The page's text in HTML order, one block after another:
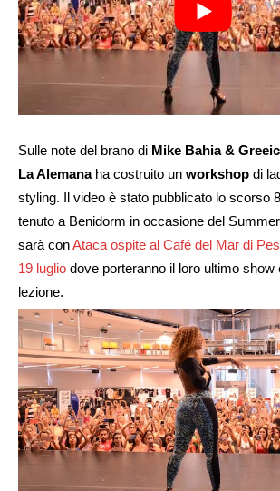
Sulle note del brano di Mike Bahia &
La Alemanaha costruito un workshop di
styling. Il video è stato pubblicato lo scorso
tenuto a Benidorm in occasione del
sarà conAtaca ospite al Café del Mar di
19 luglio dove porteranno il loro ultimo show
lezione.